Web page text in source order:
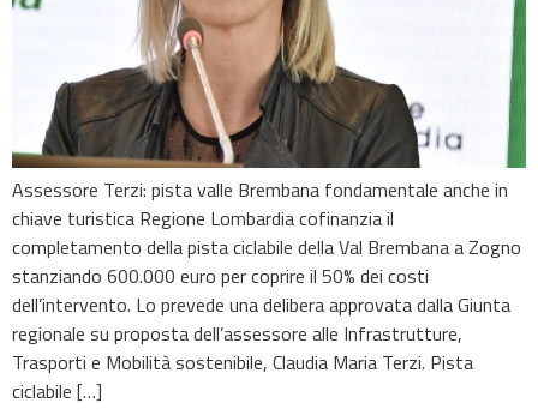
Assessore Terzi: pista valle Brembana fondamentale anche in
chiave turistica Regione Lombardia cofinanzia il
completamento della pista ciclabile della Val Brembana a Zogno
stanziando 600.000 euro per coprire il 50% dei costi
dell’intervento. Lo prevede una delibera approvata dalla Giunta
regionale su proposta dell’assessore alle Infrastrutture,
Trasporti e Mobilità sostenibile, Claudia Maria Terzi. Pista
ciclabile […]